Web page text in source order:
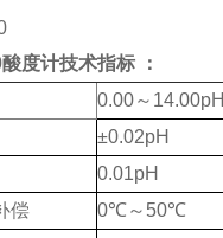
酸度计技术指标 ：
0.00～14.00pH
±0.02pH
0.01pH
偿
0℃～50℃